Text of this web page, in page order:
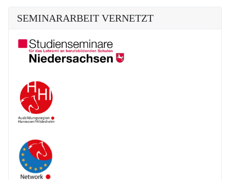
SEMINARARBEIT VERNETZT